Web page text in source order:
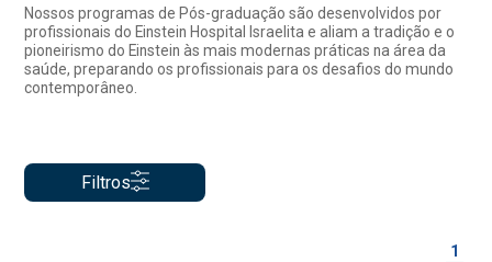
Nossos programas de Pós-graduação são desenvolvidos por
profissionais do Einstein Hospital Israelita e aliam a tradição e o
pioneirismo do Einstein às mais modernas práticas na área da
saúde, preparando os profissionais para os desafios do mundo
contemporâneo.
Filtros
1